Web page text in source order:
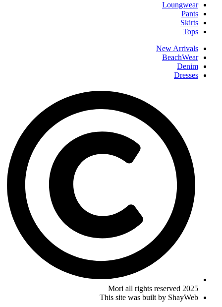
Loungwear
Pants
Skirts
Tops
New Arrivals
BeachWear
Denim
Dresses
Mori all rights reserved 2025
This site was built by ShayWeb